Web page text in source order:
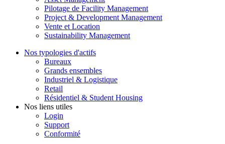
Pilotage de Facility Management
Project & Development Management
Vente et Location
Sustainability Management
FooterNos typologies d'actifs
Bureaux
Grands ensembles
Industriel & Logistique
Retail
Résidentiel & Student Housing
Nos liens utiles
Login
Support
Conformité